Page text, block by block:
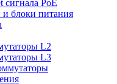
сигнала PoE
блоки питания
L2
L3